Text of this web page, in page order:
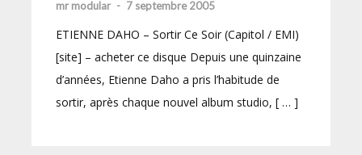
mr modular - 7 septembre 2005
ETIENNE DAHO – Sortir Ce Soir (Capitol / EMI)
[site] – acheter ce disque Depuis une quinzaine
d’années, Etienne Daho a pris l’habitude de
sortir, après chaque nouvel album studio, [ … ]